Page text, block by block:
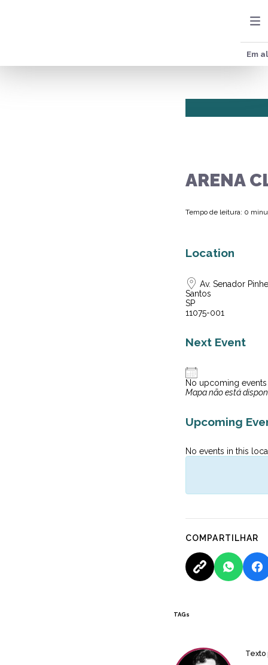
Em
ARENA
Tempo de leitura: 0
Location
Av. Senador
Santos
SP
11075-001
Next Event
No upcoming events
Mapa não está
Upcoming
No events in this
COMPARTILHAR
TAGs
Texto